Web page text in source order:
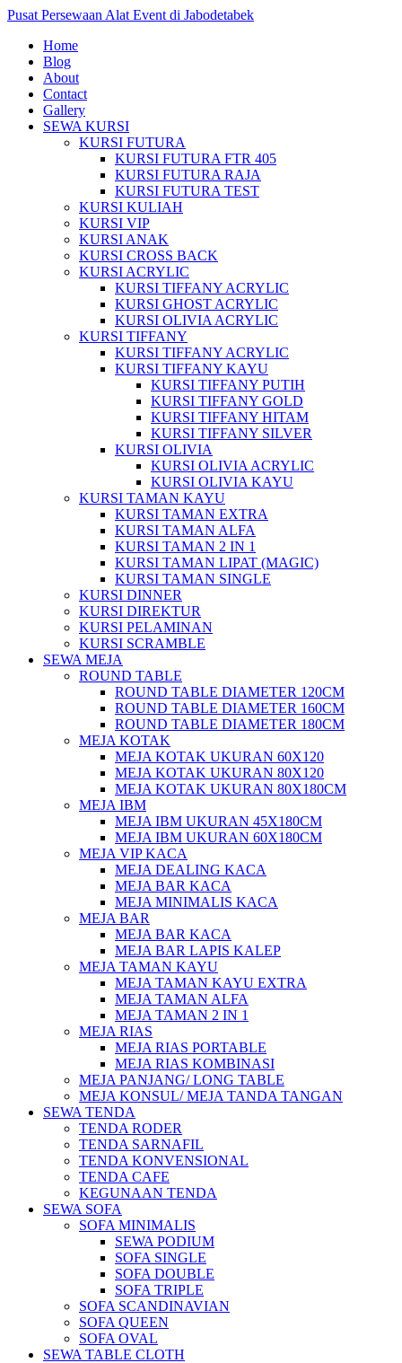
Pusat Persewaan Alat Event di Jabodetabek
Home
Blog
About
Contact
Gallery
SEWA KURSI
KURSI FUTURA
KURSI FUTURA FTR 405
KURSI FUTURA RAJA
KURSI FUTURA TEST
KURSI KULIAH
KURSI VIP
KURSI ANAK
KURSI CROSS BACK
KURSI ACRYLIC
KURSI TIFFANY ACRYLIC
KURSI GHOST ACRYLIC
KURSI OLIVIA ACRYLIC
KURSI TIFFANY
KURSI TIFFANY ACRYLIC
KURSI TIFFANY KAYU
KURSI TIFFANY PUTIH
KURSI TIFFANY GOLD
KURSI TIFFANY HITAM
KURSI TIFFANY SILVER
KURSI OLIVIA
KURSI OLIVIA ACRYLIC
KURSI OLIVIA KAYU
KURSI TAMAN KAYU
KURSI TAMAN EXTRA
KURSI TAMAN ALFA
KURSI TAMAN 2 IN 1
KURSI TAMAN LIPAT (MAGIC)
KURSI TAMAN SINGLE
KURSI DINNER
KURSI DIREKTUR
KURSI PELAMINAN
KURSI SCRAMBLE
SEWA MEJA
ROUND TABLE
ROUND TABLE DIAMETER 120CM
ROUND TABLE DIAMETER 160CM
ROUND TABLE DIAMETER 180CM
MEJA KOTAK
MEJA KOTAK UKURAN 60X120
MEJA KOTAK UKURAN 80X120
MEJA KOTAK UKURAN 80X180CM
MEJA IBM
MEJA IBM UKURAN 45X180CM
MEJA IBM UKURAN 60X180CM
MEJA VIP KACA
MEJA DEALING KACA
MEJA BAR KACA
MEJA MINIMALIS KACA
MEJA BAR
MEJA BAR KACA
MEJA BAR LAPIS KALEP
MEJA TAMAN KAYU
MEJA TAMAN KAYU EXTRA
MEJA TAMAN ALFA
MEJA TAMAN 2 IN 1
MEJA RIAS
MEJA RIAS PORTABLE
MEJA RIAS KOMBINASI
MEJA PANJANG/ LONG TABLE
MEJA KONSUL/ MEJA TANDA TANGAN
SEWA TENDA
TENDA RODER
TENDA SARNAFIL
TENDA KONVENSIONAL
TENDA CAFE
KEGUNAAN TENDA
SEWA SOFA
SOFA MINIMALIS
SEWA PODIUM
SOFA SINGLE
SOFA DOUBLE
SOFA TRIPLE
SOFA SCANDINAVIAN
SOFA QUEEN
SOFA OVAL
SEWA TABLE CLOTH